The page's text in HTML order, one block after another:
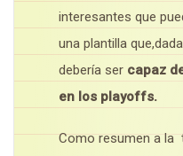
interesantes que
una plantilla
debería ser capaz
en los playoffs.
Como resumen a la